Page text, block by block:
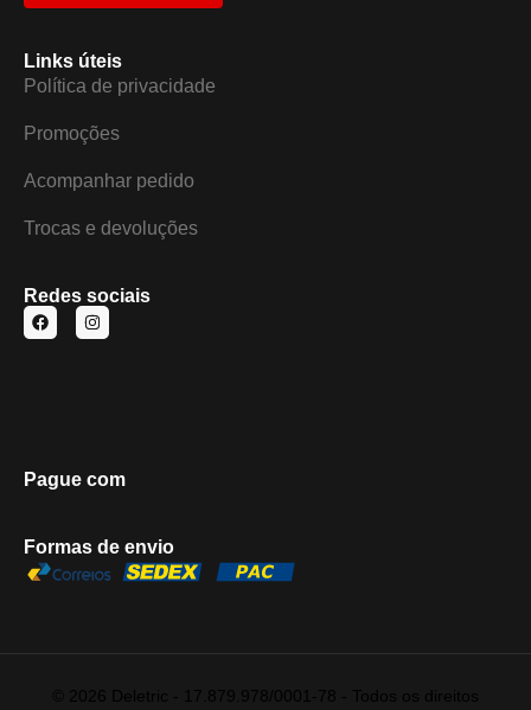
Links úteis
Política de privacidade
Promoções
Acompanhar pedido
Trocas e devoluções
Redes sociais
Pague com
Formas de envio